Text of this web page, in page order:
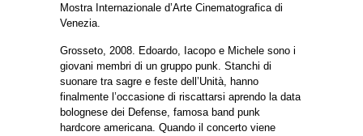
Mostra Internazionale d’Arte Cinematografica di
Venezia.
Grosseto, 2008. Edoardo, Iacopo e Michele sono i
giovani membri di un gruppo punk. Stanchi di
suonare tra sagre e feste dell’Unità, hanno
finalmente l’occasione di riscattarsi aprendo la data
bolognese dei Defense, famosa band punk
hardcore americana. Quando il concerto viene